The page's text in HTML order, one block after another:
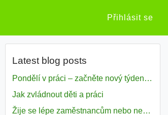
Přihlásit se
Latest blog posts
Pondělí v práci – začněte nový týden s motivací
Jak zvládnout děti a práci
Žije se lépe zaměstnancům nebo nezavislým pracovníkům